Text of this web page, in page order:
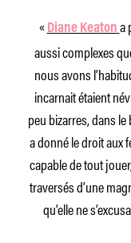
« Diane Keaton a
aussi complexes
nous avons
incarnait étaient
peu bizarres, dans le
a donné le droit aux
capable de tout
traversés d’une
qu’elle ne